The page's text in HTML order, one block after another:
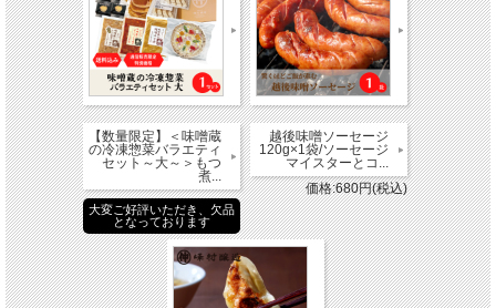
【数量限定】＜味噌蔵
の冷凍惣菜バラエティ
セット～大～＞もつ
煮...
大変ご好評いただき、欠品
となっております
越後味噌ソーセージ
120g×1袋/ソーセージ
マイスターとコ...
価格:680円(税込)